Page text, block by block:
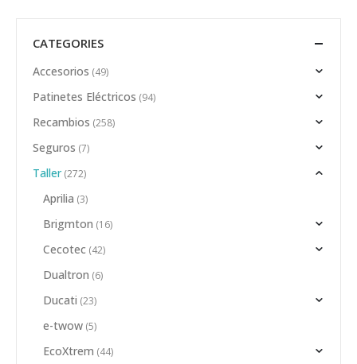
CATEGORIES
Accesorios (49)
Patinetes Eléctricos (94)
Recambios (258)
Seguros (7)
Taller (272)
Aprilia (3)
Brigmton (16)
Cecotec (42)
Dualtron (6)
Ducati (23)
e-twow (5)
EcoXtrem (44)